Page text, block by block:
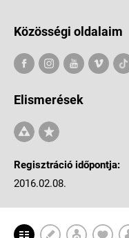
Közösségi oldalaim
Elismerések
Regisztráció időpontja:
2016.02.08.